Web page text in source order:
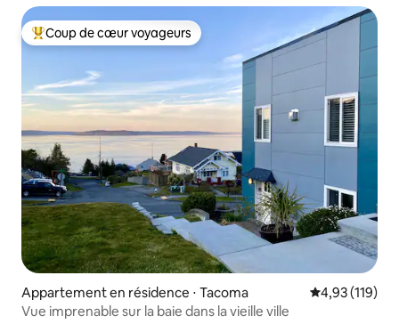
Coups de cœur voyageurs les plus appréciés
Coup de cœur voyageurs
Appartement en résidence ⋅ Tacoma Évaluation
4,93 (119)
Vue imprenable sur la baie dans la vieille ville